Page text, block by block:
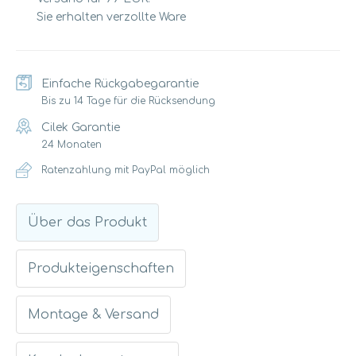
Sie erhalten verzollte Ware
Einfache Rückgabegarantie
Bis zu 14 Tage für die Rücksendung
Cilek Garantie
24 Monaten
Ratenzahlung mit PayPal möglich
Über das Produkt
Produkteigenschaften
Montage & Versand